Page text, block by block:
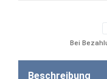
Bei
Beschreibung